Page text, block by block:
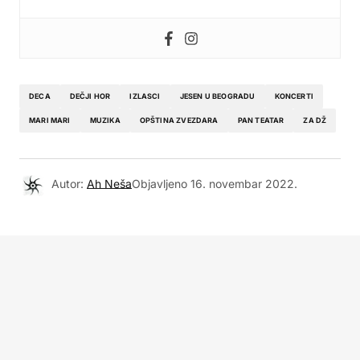
DECA DEČJI HOR IZLASCI JESEN U BEOGRADU KONCERTI
MARI MARI MUZIKA OPŠTINA ZVEZDARA PAN TEATAR ZA DŽ
Autor: Ah NešaObjavljeno 16. novembar 2022.